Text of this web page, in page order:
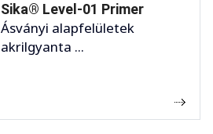
Sika® Level-01 Primer
Ásványi alapfelületek
akrilgyanta ...